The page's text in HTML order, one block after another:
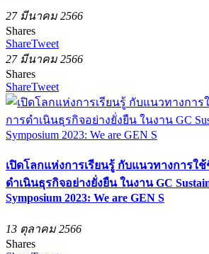
27 มีนาคม 2566
Shares
ShareTweet
27 มีนาคม 2566
Shares
ShareTweet
เปิดโลกแห่งการเรียนรู้ กับแนวทางการใ
ดำเนินธุรกิจอย่างยั่งยืน ในงาน GC
Symposium 2023: We are GEN S
13 ตุลาคม 2566
Shares